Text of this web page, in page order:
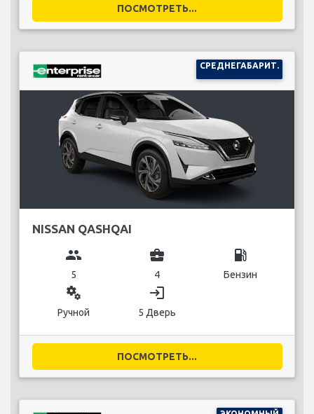
ПОСМОТРЕТЬ...
СРЕДНЕГАБАРИТ.
NISSAN QASHQAI
group
5
business_center
4
local_gas_station
Бензин
miscellaneous_services
Ручной
login
5 Дверь
ПОСМОТРЕТЬ...